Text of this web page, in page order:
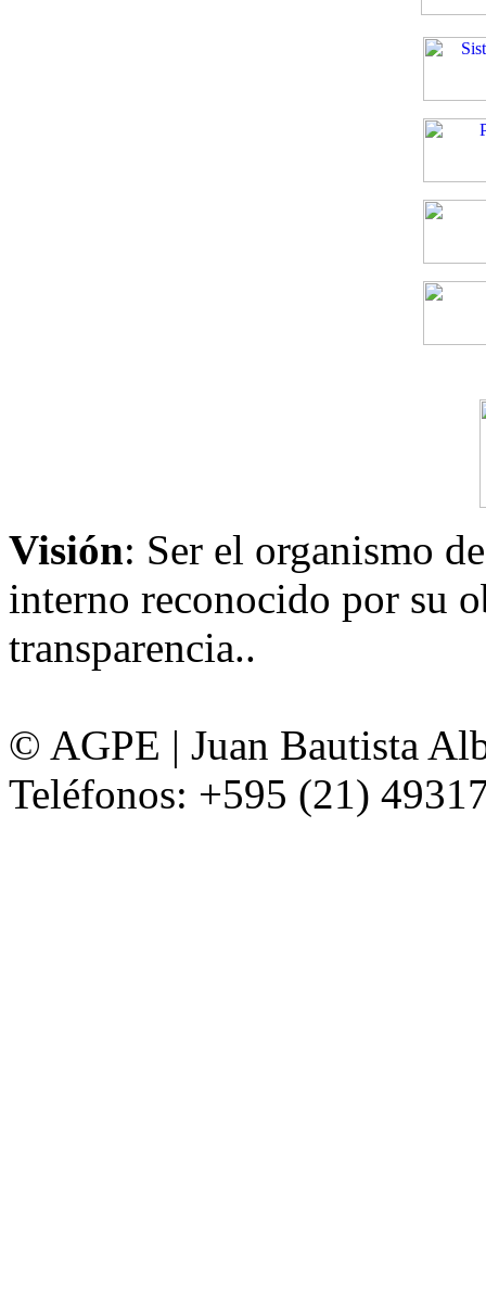
Visión: Ser el organismo
interno reconocido por su
transparencia..
© AGPE | Juan Bautista
Teléfonos: +595 (21)